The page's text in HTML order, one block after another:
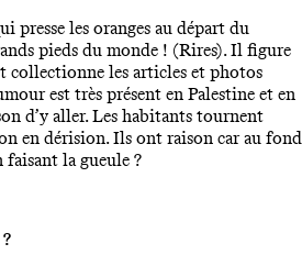
presse les oranges au départ du
pieds du monde ! (Rires). Il figure
collectionne les articles et photos
est très présent en Palestine et en
d’y aller. Les habitants tournent
en dérision. Ils ont raison car au fond
faisant la gueule ?